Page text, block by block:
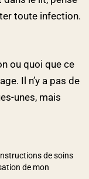
toute infection.
ou quoi que ce
Il n’y a pas de
unes, mais
de soins
de mon